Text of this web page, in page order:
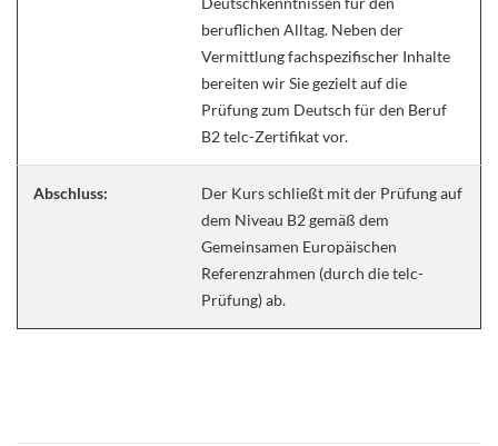
beruflichen Alltag. Neben der
Vermittlung fachspezifischer Inhalte
bereiten wir Sie gezielt auf die
Prüfung zum Deutsch für den Beruf
B2 telc-Zertifikat vor.
Abschluss:
Der Kurs schließt mit der Prüfung auf
dem Niveau B2 gemäß dem
Gemeinsamen Europäischen
Referenzrahmen (durch die telc-
Prüfung) ab.